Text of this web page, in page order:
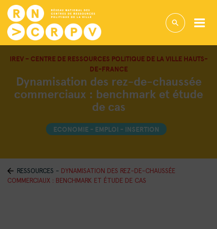
IREV – CENTRE DE RESSOURCES POLITIQUE DE LA VILLE HAUTS-
DE-FRANCE
Dynamisation des rez-de-chaussée
commerciaux : benchmark et étude
de cas
ECONOMIE - EMPLOI - INSERTION
RESSOURCES - DYNAMISATION DES REZ-DE-CHAUSSÉE
COMMERCIAUX : BENCHMARK ET ÉTUDE DE CAS